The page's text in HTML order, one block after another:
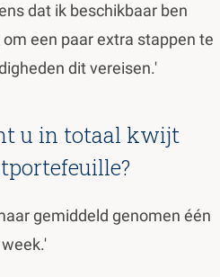
dat ik beschikbaar ben
een paar extra stappen te
dit vereisen.'
u in totaal kwijt
gemiddeld genomen één